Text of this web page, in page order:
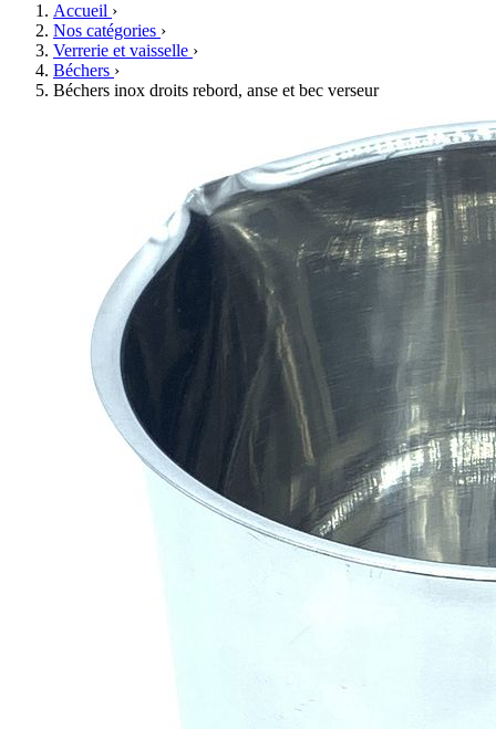
Accueil ›
Nos catégories ›
Verrerie et vaisselle ›
Béchers ›
Béchers inox droits rebord, anse et bec verseur